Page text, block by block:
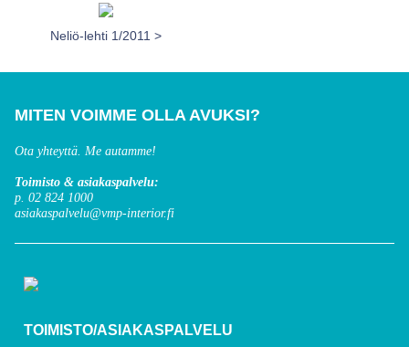
Neliö-lehti 1/2011 >
MITEN VOIMME OLLA AVUKSI?
Ota yhteyttä. Me autamme!
Toimisto & asiakaspalvelu:
p. 02 824 1000
asiakaspalvelu@vmp-interior.fi
TOIMISTO/ASIAKASPALVELU